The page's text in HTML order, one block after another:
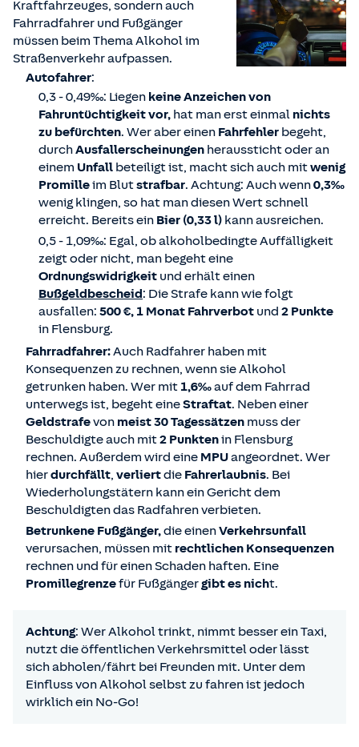
Kraftfahrzeuges, sondern auch
Fahrradfahrer und Fußgänger
müssen beim Thema Alkohol im
Straßenverkehr aufpassen.
Autofahrer:
0,3 - 0,49‰: Liegen keine Anzeichen von
Fahruntüchtigkeit vor, hat man erst einmal nichts
zu befürchten. Wer aber einen Fahrfehler begeht,
durchAusfallerscheinungen heraussticht oder an
einem Unfall beteiligt ist, macht sich auch mitwenig
Promilleim Blutstrafbar. Achtung: Auch wenn0,3‰
wenig klingen, so hat man diesen Wert schnell
erreicht. Bereits ein Bier (0,33 l) kann ausreichen.
0,5 - 1,09‰: Egal, ob alkoholbedingte Auffälligkeit
zeigt oder nicht, man begeht eine
Ordnungswidrigkeit und erhält einen
Bußgeldbescheid: Die Strafe kann wie folgt
ausfallen: 500 €, 1 Monat Fahrverbot und 2 Punkte
in Flensburg.
Fahrradfahrer:Auch Radfahrer haben mit
Konsequenzen zu rechnen, wenn sie Alkohol
getrunken haben. Wer mit 1,6‰auf dem Fahrrad
unterwegs ist, begeht eineStraftat. Neben einer
Geldstrafevon meist 30 Tagessätzen muss der
Beschuldigte auch mit2 Punktenin Flensburg
rechnen. Außerdem wird eine MPUangeordnet. Wer
hierdurchfällt, verliertdie Fahrerlaubnis. Bei
Wiederholungstätern kann ein Gericht dem
Beschuldigten das Radfahren verbieten.
Betrunkene Fußgänger,die einenVerkehrsunfall
verursachen, müssen mit rechtlichen Konsequenzen
rechnen und für einen Schaden haften. Eine
Promillegrenzefür Fußgängergibt es nicht.
Achtung: Wer Alkohol trinkt, nimmt besser ein Taxi,
nutzt die öffentlichen Verkehrsmittel oder lässt
sich abholen/fährt bei Freunden mit. Unter dem
Einfluss von Alkohol selbst zu fahren ist jedoch
wirklich ein No-Go!